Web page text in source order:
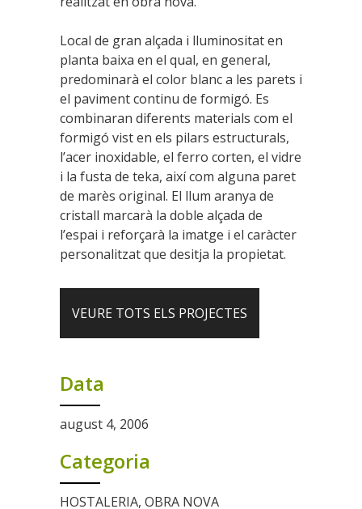
Local de gran alçada i lluminositat en
planta baixa en el qual, en general,
predominarà el color blanc a les parets i
el paviment continu de formigó. Es
combinaran diferents materials com el
formigó vist en els pilars estructurals,
l’acer inoxidable, el ferro corten, el vidre
i la fusta de teka, així com alguna paret
de marès original. El llum aranya de
cristall marcarà la doble alçada de
l’espai i reforçarà la imatge i el caràcter
personalitzat que desitja la propietat.
VEURE TOTS ELS PROJECTES
Data
august 4, 2006
Categoria
HOSTALERIA, OBRA NOVA